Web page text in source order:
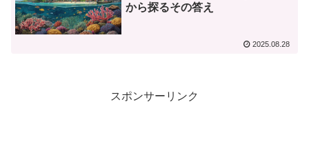
から探るその答え
2025.08.28
スポンサーリンク